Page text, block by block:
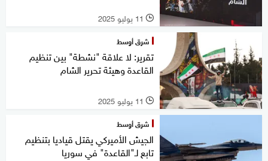
l 11 يوليو 2025
شرق أوسط
تقرير: لا علاقة "نشطة" بين تنظيم
القاعدة وهيئة تحرير الشام
l 11 يوليو 2025
شرق أوسط
الجيش الأميركي يقتل قياديا بتنظيم
تابع لـ"القاعدة" في سوريا